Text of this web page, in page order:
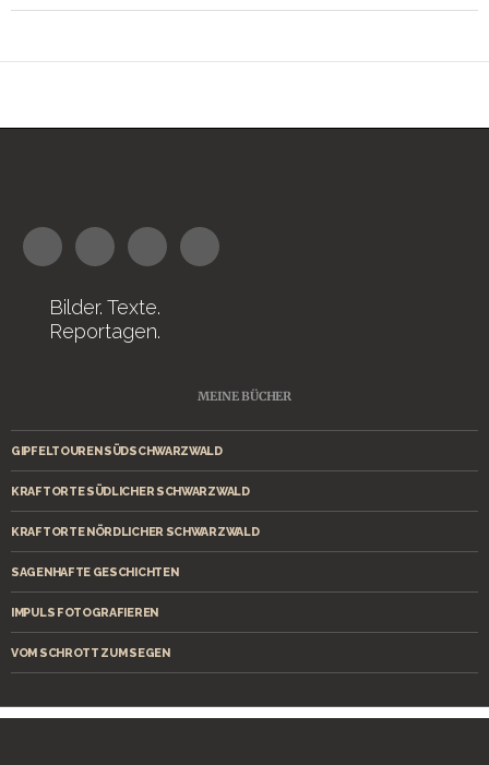
Bilder. Texte.
Reportagen.
MEINE BÜCHER
GIPFELTOUREN SÜDSCHWARZWALD
KRAFTORTE SÜDLICHER SCHWARZWALD
KRAFTORTE NÖRDLICHER SCHWARZWALD
SAGENHAFTE GESCHICHTEN
IMPULS FOTOGRAFIEREN
VOM SCHROTT ZUM SEGEN